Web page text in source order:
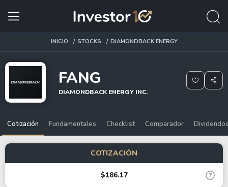
INICIO STOCKS DIAMONDBACK ENERGY
FANG
DIAMONDBACK ENERGY INC.
Cotización Fundamentales Checklist Comparador
COTIZACIÓN
$186.17